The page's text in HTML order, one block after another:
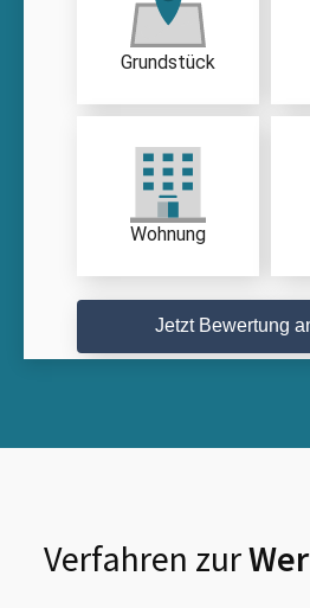
Grundstück
Wohnung
Jetzt Bewertung
Verfahren zur